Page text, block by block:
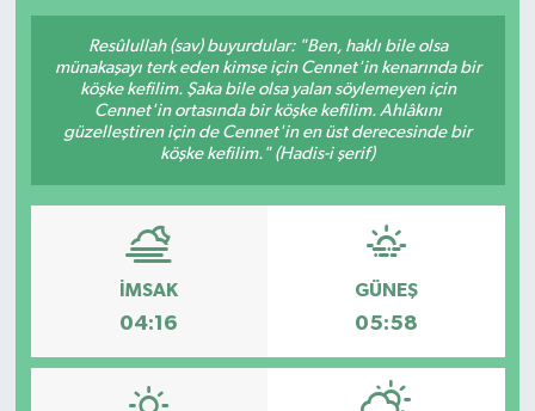
Resûlullah (sav) buyurdular: "Ben, haklı bile olsa
münakaşayı terk eden kimse için Cennet'in kenarında bir
köşke kefilim. Şaka bile olsa yalan söylemeyen için
Cennet'in ortasında bir köşke kefilim. Ahlâkını
güzelleştiren için de Cennet'in en üst derecesinde bir
köşke kefilim." (Hadis-i şerif)
İMSAK
04:16
GÜNEŞ
05:58